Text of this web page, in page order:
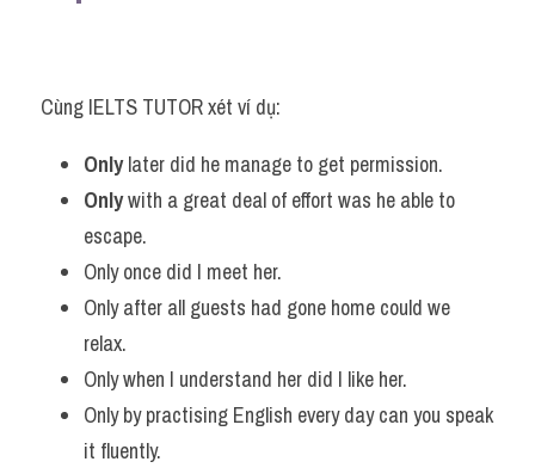
Cùng IELTS TUTOR xét ví dụ:
Only later did he manage to get permission.
Only with a great deal of effort was he able to
escape.
Only once did I meet her.
Only after all guests had gone home could we
relax.
Only when I understand her did I like her.
Only by practising English every day can you speak
it fluently.